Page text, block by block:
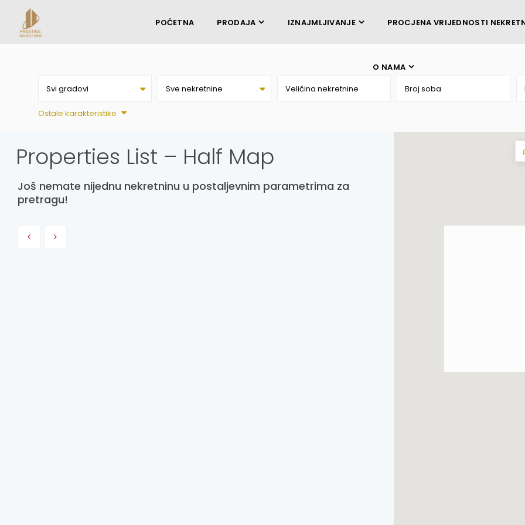
POČETNA PRODAJA IZNAJMLJIVANJE PROCJENA VRIJEDNOSTI
O NAMA
Svi gradovi
Sve nekretnine
Ostale karakteristike
Properties List – Half Map
Još nemate nijednu nekretninu u postaljevnim parametrima za
pretragu!